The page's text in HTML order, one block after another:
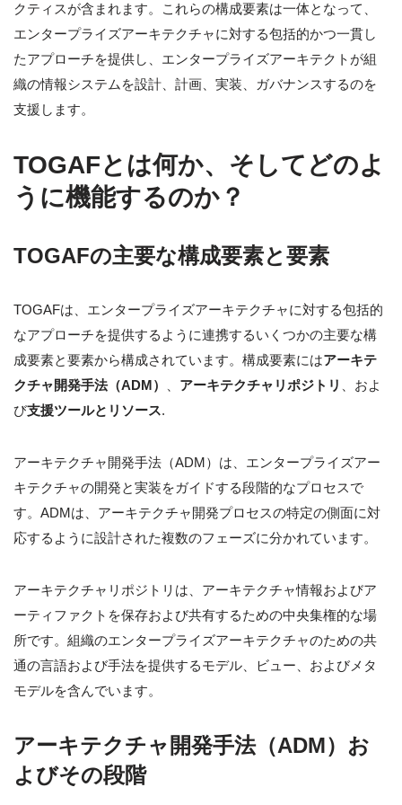
クティスが含まれます。これらの構成要素は一体となって、
エンタープライズアーキテクチャに対する包括的かつ一貫し
たアプローチを提供し、エンタープライズアーキテクトが組
織の情報システムを設計、計画、実装、ガバナンスするのを
支援します。
TOGAFとは何か、そしてどのよ
うに機能するのか？
TOGAFの主要な構成要素と要素
TOGAFは、エンタープライズアーキテクチャに対する包括的
なアプローチを提供するように連携するいくつかの主要な構
成要素と要素から構成されています。構成要素にはアーキテ
クチャ開発手法（ADM）
アーキテクチャリポジトリ
、およ
び支援ツールとリソース.
アーキテクチャ開発手法（ADM）は、エンタープライズアー
キテクチャの開発と実装をガイドする段階的なプロセスで
す。ADMは、アーキテクチャ開発プロセスの特定の側面に対
応するように設計された複数のフェーズに分かれています。
アーキテクチャリポジトリは、アーキテクチャ情報およびア
ーティファクトを保存および共有するための中央集権的な場
所です。組織のエンタープライズアーキテクチャのための共
通の言語および手法を提供するモデル、ビュー、およびメタ
モデルを含んでいます。
アーキテクチャ開発手法（ADM）お
よびその段階